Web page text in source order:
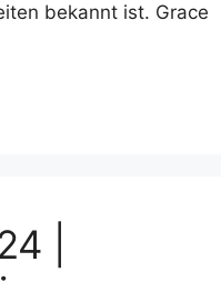
bekannt ist. Grace
|